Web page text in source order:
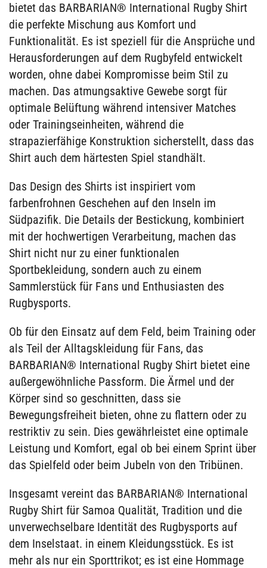
bietet das BARBARIAN® International Rugby Shirt
die perfekte Mischung aus Komfort und
Funktionalität. Es ist speziell für die Ansprüche und
Herausforderungen auf dem Rugbyfeld entwickelt
worden, ohne dabei Kompromisse beim Stil zu
machen. Das atmungsaktive Gewebe sorgt für
optimale Belüftung während intensiver Matches
oder Trainingseinheiten, während die
strapazierfähige Konstruktion sicherstellt, dass das
Shirt auch dem härtesten Spiel standhält.
Das Design des Shirts ist inspiriert vom
farbenfrohnen Geschehen auf den Inseln im
Südpazifik. Die Details der Bestickung, kombiniert
mit der hochwertigen Verarbeitung, machen das
Shirt nicht nur zu einer funktionalen
Sportbekleidung, sondern auch zu einem
Sammlerstück für Fans und Enthusiasten des
Rugbysports.
Ob für den Einsatz auf dem Feld, beim Training oder
als Teil der Alltagskleidung für Fans, das
BARBARIAN® International Rugby Shirt bietet eine
außergewöhnliche Passform. Die Ärmel und der
Körper sind so geschnitten, dass sie
Bewegungsfreiheit bieten, ohne zu flattern oder zu
restriktiv zu sein. Dies gewährleistet eine optimale
Leistung und Komfort, egal ob bei einem Sprint über
das Spielfeld oder beim Jubeln von den Tribünen.
Insgesamt vereint das BARBARIAN® International
Rugby Shirt für Samoa Qualität, Tradition und die
unverwechselbare Identität des Rugbysports auf
dem Inselstaat. in einem Kleidungsstück. Es ist
mehr als nur ein Sporttrikot; es ist eine Hommage